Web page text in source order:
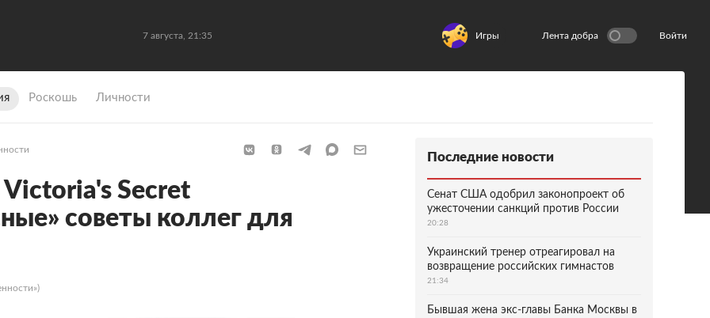
7 августа, 21:35 Игры Лента добра Войти
Роскошь Личности
Secret
советы коллег для
Последние новости
Сенат США одобрил законопроект об
ужесточении санкций против России
20:28
Украинский тренер отреагировал на
возвращение российских гимнастов
21:34
Бывшая жена экс-главы Банка Москвы в